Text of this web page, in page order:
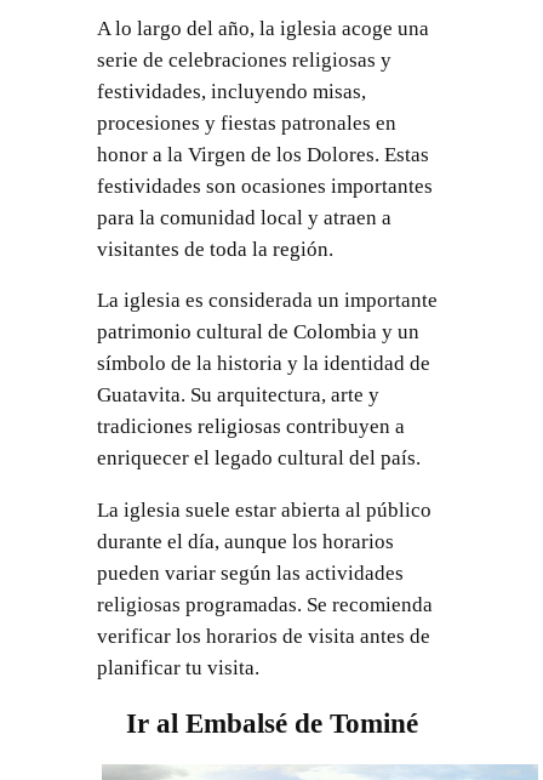
A lo largo del año, la iglesia acoge una
serie de celebraciones religiosas y
festividades, incluyendo misas,
procesiones y fiestas patronales en
honor a la Virgen de los Dolores. Estas
festividades son ocasiones importantes
para la comunidad local y atraen a
visitantes de toda la región.
La iglesia es considerada un importante
patrimonio cultural de Colombia y un
símbolo de la historia y la identidad de
Guatavita. Su arquitectura, arte y
tradiciones religiosas contribuyen a
enriquecer el legado cultural del país.
La iglesia suele estar abierta al público
durante el día, aunque los horarios
pueden variar según las actividades
religiosas programadas. Se recomienda
verificar los horarios de visita antes de
planificar tu visita.
Ir al Embalsé de Tominé